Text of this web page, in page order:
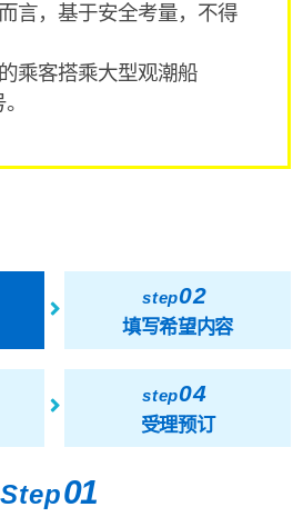
言，基于安全考量，不得
乘客搭乘大型观潮船
step02
填写希望内容
step04
受理预订
Step01